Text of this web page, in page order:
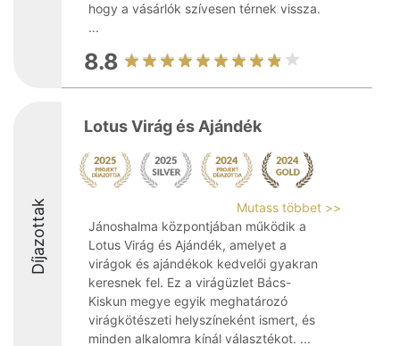
hogy a vásárlók szívesen térnek vissza.
...
8.8
Díjazottak
Lotus Virág és Ajándék
Mutass többet >>
Jánoshalma központjában működik a
Lotus Virág és Ajándék, amelyet a
virágok és ajándékok kedvelői gyakran
keresnek fel. Ez a virágüzlet Bács-
Kiskun megye egyik meghatározó
virágkötészeti helyszíneként ismert, és
minden alkalomra kínál választékot. ...